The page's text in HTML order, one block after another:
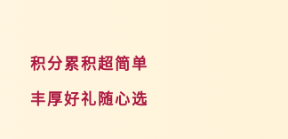
积分累积超简单
丰厚好礼随心选